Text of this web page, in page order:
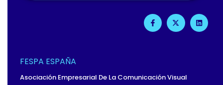
F
A
C
F
X
-
T
L
I
N
FESPA ESPAÑA
Asociación Empresarial De La Comunicación Visual